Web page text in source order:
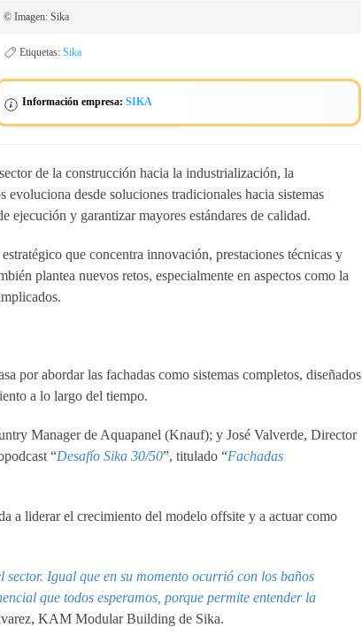
© Imagen: Sika
Etiquetas: Sika
Información empresa: SIKA
de la construcción hacia la industrialización, la
desde soluciones tradicionales hacia sistemas
ejecución y garantizar mayores estándares de calidad.
que concentra innovación, prestaciones técnicas y
plantea nuevos retos, especialmente en aspectos como la
por abordar las fachadas como sistemas completos, diseñados
a lo largo del tiempo.
Manager de Aquapanel (Knauf); y José Valverde, Director
“Desafío Sika 30/50”, titulado “Fachadas
a liderar el crecimiento del modelo offsite y a actuar como
Igual que en su momento ocurrió con los baños
que todos esperamos, porque permite entender la
KAM Modular Building de Sika.